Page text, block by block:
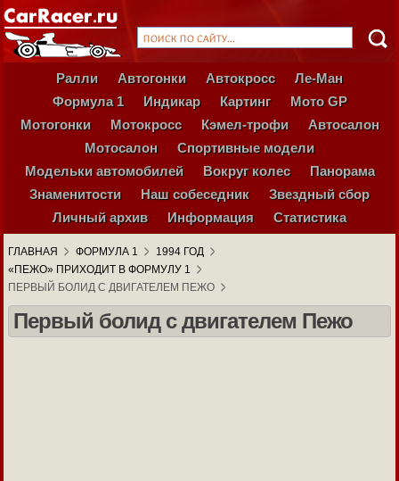
Ралли Автогонки Автокросс
Ле-Ман
Формула 1
Индикар Картинг
Мото GP
Мотогонки
Мотокросс Кэмел-трофи
Автосалон
Мотосалон
Спортивные модели
Модельки автомобилей
Вокруг колес
Панорама
Знаменитости
Наш собеседник
Звездный сбор
Личный архив
Информация Статистика
ГЛАВНАЯ ФОРМУЛА 1
1994 ГОД
«ПЕЖО» ПРИХОДИТ В ФОРМУЛУ 1
ПЕРВЫЙ БОЛИД С ДВИГАТЕЛЕМ ПЕЖО
Первый болид с двигателем Пежо